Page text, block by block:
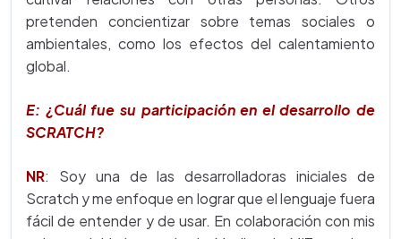
pretenden concientizar sobre temas sociales o
ambientales, como los efectos del calentamiento
global.
E: ¿Cuál fue su participación en el desarrollo de
SCRATCH?
NR: Soy una de las desarrolladoras iniciales de
Scratch y me enfoque en lograr que el lenguaje fuera
fácil de entender y de usar. En colaboración con mis